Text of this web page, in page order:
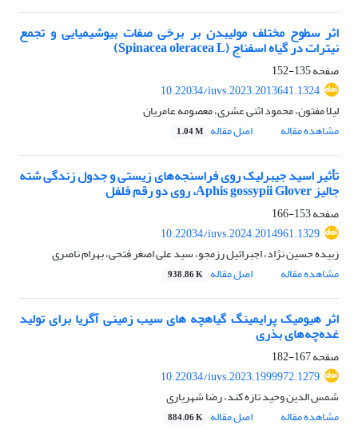
اثر سطوح مختلف مولیبدن بر برخی صفات بیوشیمیایی و تجمع
نیترات در گیاه اسفناج (Spinacea oleracea L)
صفحه135-152
10.22034/iuvs.2023.2013641.1324
لیلا مفتون، محمود اثنی عشری، معصومه عامریان
مشاهده مقاله
اصل مقاله 1.04 M
تأثیر اسید جیبرلیک روی فراسنجه‌های زیستی و جدول زندگی شته
جالیز Aphis gossypii Glover، روی دو رقم فلفل
صفحه153-166
10.22034/iuvs.2024.2014961.1329
زبیده حسین نژاد، اجبرائیل رزمجو، سید علی اصغر فتحی، بهرام ناصری
مشاهده مقاله
اصل مقاله 938.86 K
اثر هیومیک پرایمینگ گیاهچه های سیب زمینی آگریا برای تولید
غده‌چه‌های بذری
صفحه167-182
10.22034/iuvs.2023.1999972.1279
شمس الدین وحید تازه کند، رضا شهریاری
مشاهده مقاله
اصل مقاله 884.06 K